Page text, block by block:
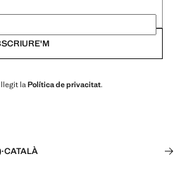
la Política de privacitat.
·CATALÀ